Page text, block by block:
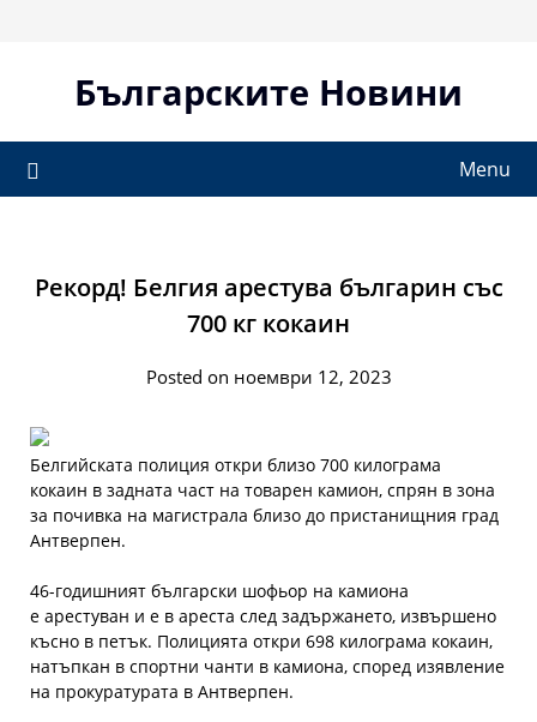
Българските Новини
Menu
Рекорд! Белгия арестува българин със
700 кг кокаин
Posted on ноември 12, 2023
Белгийската полиция откри близо 700 килограма
кокаин в задната част на товарен камион, спрян в зона
за почивка на магистрала близо до пристанищния град
Антверпен.
46-годишният български шофьор на камиона
е арестуван и е в ареста след задържането, извършено
късно в петък. Полицията откри 698 килограма кокаин,
натъпкан в спортни чанти в камиона, според изявление
на прокуратурата в Антверпен.